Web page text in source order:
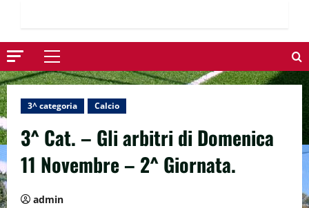
Menu
principale
3^ categoria Calcio
3^ Cat. – Gli arbitri di Domenica
11 Novembre – 2^ Giornata.
admin